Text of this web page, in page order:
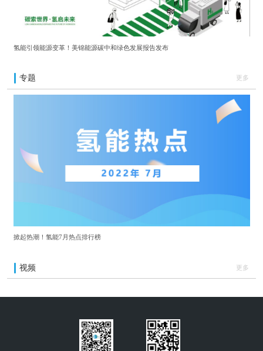
氢能引领能源变革！美锦能源碳中和绿色发展报告发布
专题 更多
掀起热潮！氢能7月热点排行榜
视频 更多